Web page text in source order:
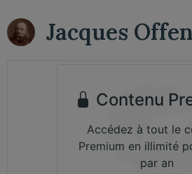
Jacques
Contenu
Accédez à tout le
Premium en illimité
par an